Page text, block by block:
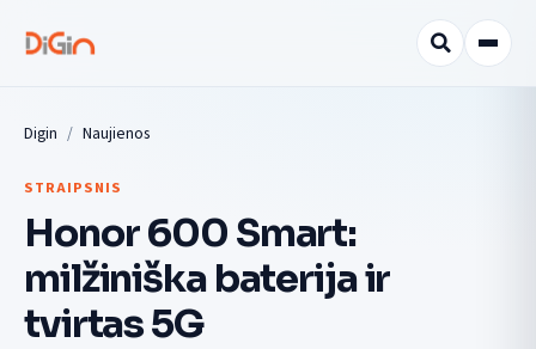
Digin Naujienos
STRAIPSNIS
Honor 600 Smart:
milžiniška baterija ir
tvirtas 5G